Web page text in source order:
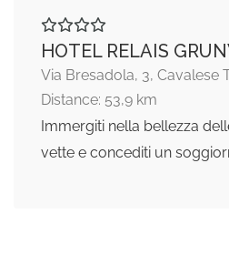
HOTEL RELAIS
Via Bresadola, 3, Cavalese
Distance: 53,9 km
Immergiti nella bellezza
vette e concediti un